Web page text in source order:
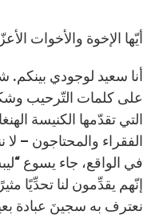
أيّها الإخوة والأخوات
أنا سعيد لوجودي بينكم.
على كلمات التّرحيب
التي تقدّمها الكنيسة
الفقراء والمحتاجون –
إنّهم يقدِّمون لنا تحدِّيًا
نعترف به سجينَ عبادة